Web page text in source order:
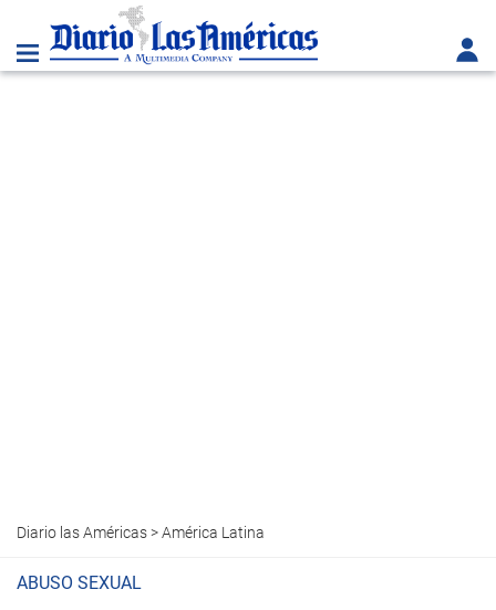
Diario las Américas>América Latina
ABUSO SEXUAL